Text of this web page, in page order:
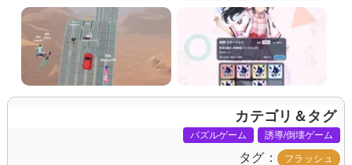
カテゴリ＆タグ
パズルゲーム 誘導/倒壊ゲーム
タグ フラッシュ